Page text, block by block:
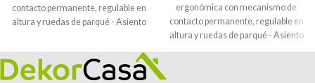
contacto permanente, regulable en
altura y ruedas de parqué - Asiento
color gris (BRAZOS FIJOS
INCLUIDOS)
ergonómica con mecanismo de
contacto permanente, regulable en
altura y ruedas de parqué - Asiento
y respaldo tapizados en tejido BALI